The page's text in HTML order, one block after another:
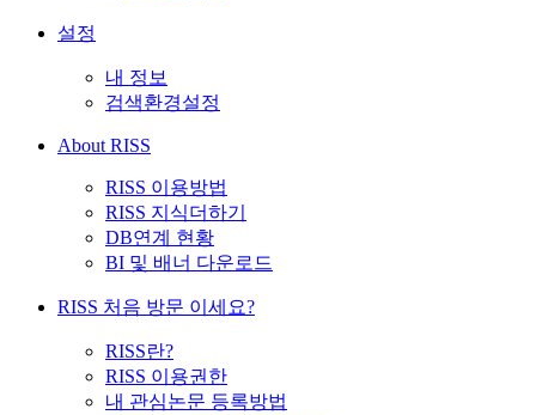
설정
내 정보
검색환경설정
About RISS
RISS 이용방법
RISS 지식더하기
DB연계 현황
BI 및 배너 다운로드
RISS 처음 방문 이세요?
RISS란?
RISS 이용권한
내 관심논문 등록방법